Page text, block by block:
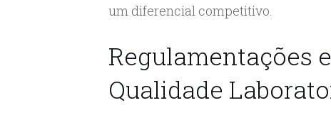
um diferencial competitivo.
Regulamentações
Qualidade